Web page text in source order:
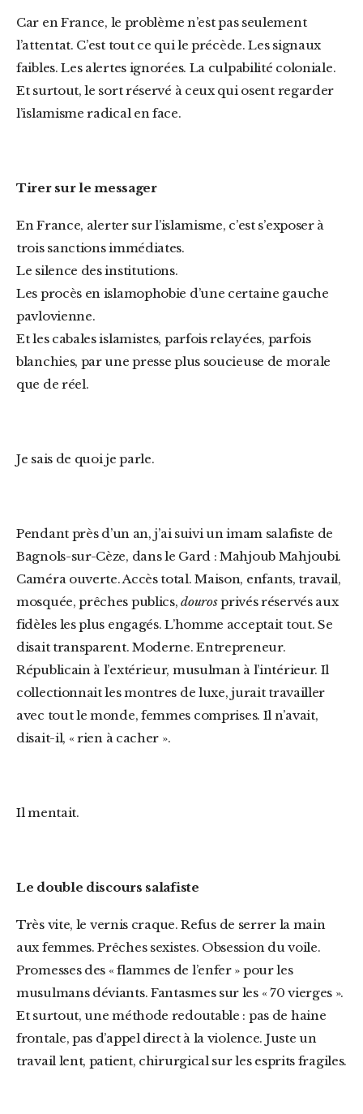
Car en France, le problème n’est pas seulement
l’attentat. C’est tout ce qui le précède. Les signaux
faibles. Les alertes ignorées. La culpabilité coloniale.
Et surtout, le sort réservé à ceux qui osent regarder
l’islamisme radical en face.
Tirer sur le messager
En France, alerter sur l’islamisme, c’est s’exposer à
trois sanctions immédiates.
Le silence des institutions.
Les procès en islamophobie d’une certaine gauche
pavlovienne.
Et les cabales islamistes, parfois relayées, parfois
blanchies, par une presse plus soucieuse de morale
que de réel.
Je sais de quoi je parle.
Pendant près d’un an, j’ai suivi un imam salafiste de
Bagnols-sur-Cèze, dans le Gard : Mahjoub Mahjoubi.
Caméra ouverte. Accès total. Maison, enfants, travail,
mosquée, prêches publics,dourosprivés réservés aux
fidèles les plus engagés. L’homme acceptait tout. Se
disait transparent. Moderne. Entrepreneur.
Républicain à l’extérieur, musulman à l’intérieur. Il
collectionnait les montres de luxe, jurait travailler
avec tout le monde, femmes comprises. Il n’avait,
disait-il, « rien à cacher ».
Il mentait.
Le double discours salafiste
Très vite, le vernis craque. Refus de serrer la main
aux femmes. Prêches sexistes. Obsession du voile.
Promesses des « flammes de l’enfer » pour les
musulmans déviants. Fantasmes sur les « 70 vierges ».
Et surtout, une méthode redoutable : pas de haine
frontale, pas d’appel direct à la violence. Juste un
travail lent, patient, chirurgical sur les esprits fragiles.